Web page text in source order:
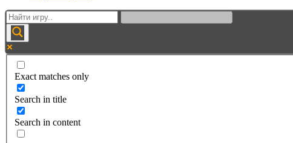
Exact matches only
Search in title
Search in content